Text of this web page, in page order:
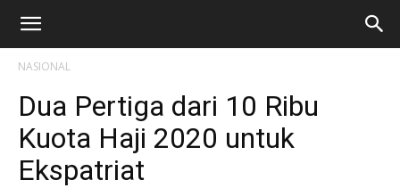
NASIONAL
Dua Pertiga dari 10 Ribu
Kuota Haji 2020 untuk
Ekspatriat